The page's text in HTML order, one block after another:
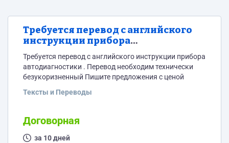
Требуется перевод с английского
инструкции прибора
автодиагностики
Требуется перевод с английского инструкции прибора
автодиагностики . Перевод необходим технически
безукоризненный Пишите предложения с ценой
Тексты и Переводы
Договорная
за 10 дней